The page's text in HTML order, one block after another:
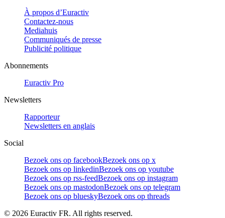
À propos d’Euractiv
Contactez-nous
Mediahuis
Communiqués de presse
Publicité politique
Abonnements
Euractiv Pro
Newsletters
Rapporteur
Newsletters en anglais
Social
Bezoek ons op facebookBezoek ons op x
Bezoek ons op linkedinBezoek ons op youtube
Bezoek ons op rss-feedBezoek ons op instagram
Bezoek ons op mastodonBezoek ons op telegram
Bezoek ons op blueskyBezoek ons op threads
© 2026 Euractiv FR. All rights reserved.